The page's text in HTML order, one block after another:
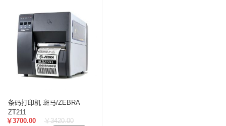
条码打印机 斑马/ZEBRA
ZT211
￥3700.00
￥3420.00